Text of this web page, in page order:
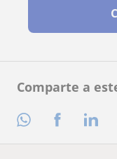
Comparte a